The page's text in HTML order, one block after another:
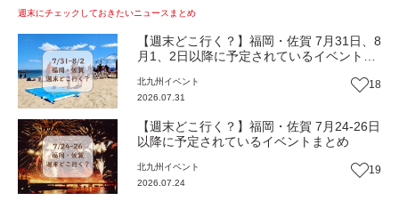
週末にチェックしておきたいニュースまとめ
【週末どこ行く？】福岡・佐賀 7月31日、8
月1、2日以降に予定されているイベントま
北九州 イベント
2026.07.31
18
【週末どこ行く？】福岡・佐賀 7月24-26日
以降に予定されているイベントまとめ
北九州 イベント
2026.07.24
19